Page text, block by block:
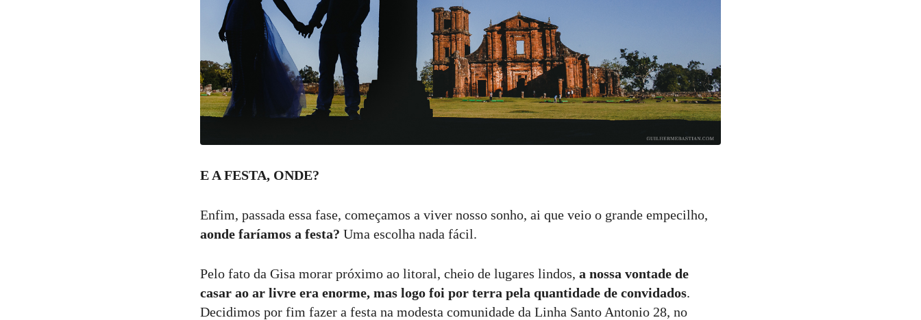
E A FESTA, ONDE?
Enfim, passada essa fase, começamos a viver nosso sonho, ai que veio o grande empecilho,
aonde faríamos a festa? Uma escolha nada fácil.
Pelo fato da Gisa morar próximo ao litoral, cheio de lugares lindos, a nossa vontade de
casar ao ar livre era enorme, mas logo foi por terra pela quantidade de convidados.
Decidimos por fim fazer a festa na modesta comunidade da Linha Santo Antonio 28, no